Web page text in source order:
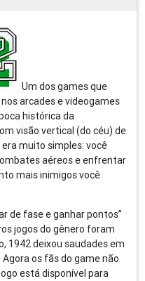
Um dos games que
arcades e videogames
histórica da
visão vertical (do céu) de
muito simples: você
aéreos e enfrentar
mais inimigos você
de fase e ganhar pontos”
jogos do gênero foram
1942 deixou saudades em
os fãs do game não
está disponível para